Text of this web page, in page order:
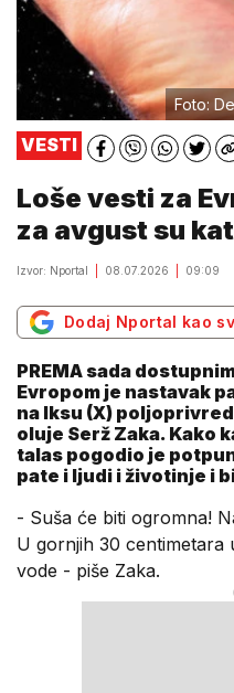
Foto:
VESTI
Loše vesti za
za avgust su
Izvor: Nportal 08.07.2026 09:09
Dodaj Nportal kao
PREMA sada
Evropom je nastavak
na Iksu (X)
oluje Serž Zaka. Kako
talas pogodio je
pate i ljudi i životinje i
- Suša će biti ogromna!
U gornjih 30 centimetara
vode - piše Zaka.